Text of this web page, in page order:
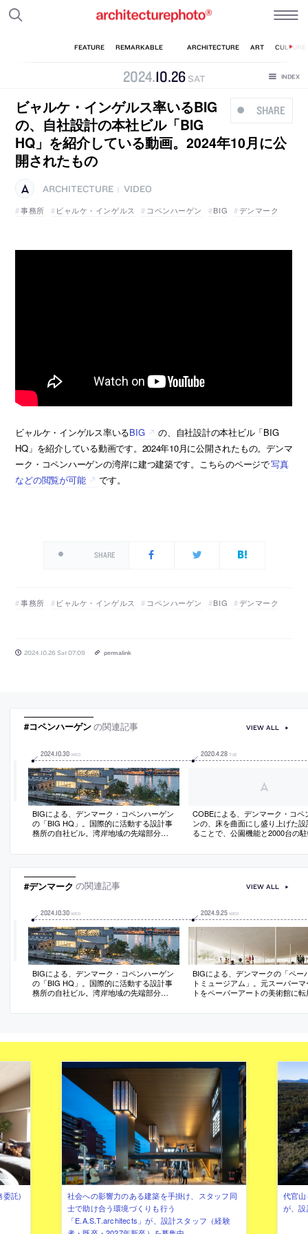
2024.10.26 SAT
SHARE
ビャルケ・インゲルス率いるBIG
の、自社設計の本社ビル「BIG
HQ」を紹介している動画。2024年10月に公
開されたもの
ARCHITECTURE
VIDEO
事務所
ビャルケ・インゲルス コペンハーゲン BIG デンマーク
ビャルケ・インゲルス率いるBIG
の、自社設計の本社ビル「BIG
HQ」を紹介している動画です。2024年10月に公開されたもの。デンマ
ーク・コペンハーゲンの湾岸に建つ建築です。こちらのページで写真
などの閲覧が可能
です。
SHARE
事務所 ビャルケ・インゲルス コペンハーゲン BIG デンマーク
2024.10.26 Sat 07:09 permalink
#コペンハーゲンの関連記事
2024.10.30 WED
BIGによる、デンマーク・コペンハーゲン
の「BIG HQ」。国際的に活動する設計事
務所の自社ビル。湾岸地域の先端部分を
う“ピラネージ風”の“開放的”な空間を備え
綿密に協働して造り上げる
2020.4.28 TUE
COBEによる、デンマーク・コペ
ンの、床を曲面にし盛り上げた設
ることで、公園機能と2000台の
Public Square」の写真と図面
VIEW ALL
#デンマーク の関連記事
2024.10.30 WED
BIGによる、デンマーク・コペンハーゲン
の「BIG HQ」。国際的に活動する設計事
務所の自社ビル。湾岸地域の先端部分を
う“ピラネージ風”の“開放的”な空間を備え
2024.9.25 WED
BIGによる、デンマークの「ペー
トミュージアム」。元スーパー
トをペーパーアートの美術館に
て、“一枚の紙”の様な屋根で既存
VIEW ALL
委託)
社会への影響力のある建築を手掛け、スタッフ同
士で助け合う環境づくりも行う
「E.A.S.T.architects」が、設計スタッフ（経験
代官
が、